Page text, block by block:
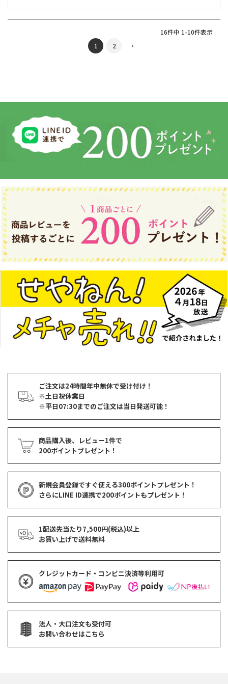
16件中 1-10件表示
1
2
ご注文は24時間年中無休で受け付け！
※土日祝休業日
※平日07:30までのご注文は当日発送可能！
商品購入後、レビュー1件で
200ポイントプレゼント！
新規会員登録ですぐ使える300ポイントプレゼント！
さらにLINE ID連携で200ポイントもプレゼント！
1配送先当たり7,500円(税込)以上
お買い上げで送料無料
クレジットカード・コンビニ決済等利用可
法人・大口注文も受付可
お問い合わせはこちら